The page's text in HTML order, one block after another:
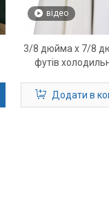
відео
3/8 дюйма x 7/8
футів
Додати в